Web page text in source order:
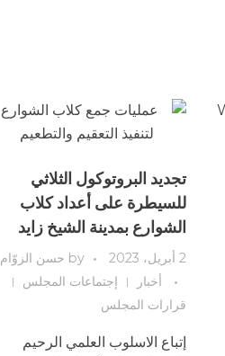
تجديد البروتوكول الثلاثي
للسيطرة على أعداد كلاب
الشوارع بمدينة الشيخ زايد
2 أبريل، 2023 by حسن الزوّام
أخبار
إجتماعات المجلس
قرارات المجلس
إتباع الاسلوب العلمي الرحيم